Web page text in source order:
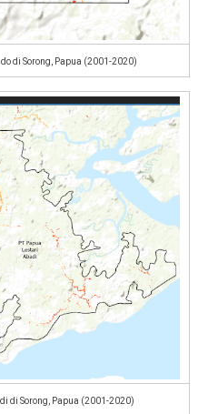
di Sorong, Papua (2001-2020)
di Sorong, Papua (2001-2020)